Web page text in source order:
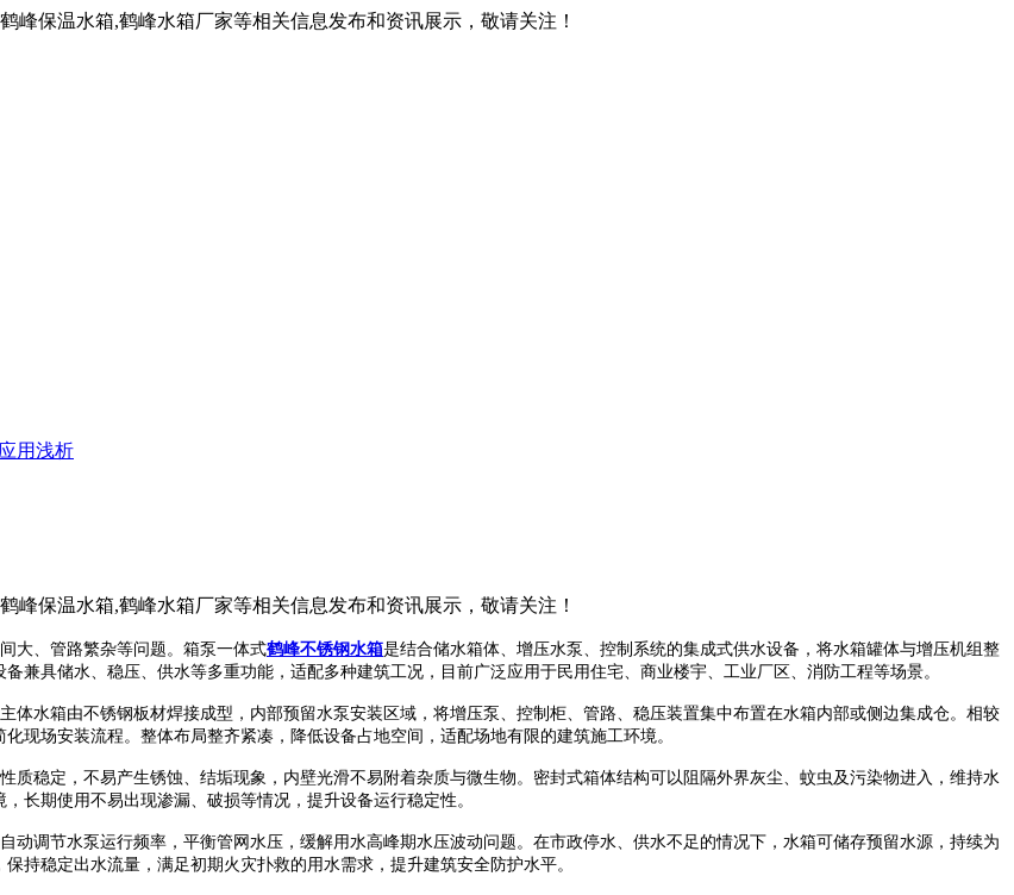
峰保温水箱,鹤峰水箱厂家等相关信息发布和资讯展示，敬请关注！
用浅析
峰保温水箱,鹤峰水箱厂家等相关信息发布和资讯展示，敬请关注！
大、管路繁杂等问题。箱泵一体式鹤峰不锈钢水箱是结合储水箱体、增压水泵、控制系统的集成式供水设备，将水箱罐体与增压机组整
兼具储水、稳压、供水等多重功能，适配多种建筑工况，目前广泛应用于民用住宅、商业楼宇、工业厂区、消防工程等场景。
水箱由不锈钢板材焊接成型，内部预留水泵安装区域，将增压泵、控制柜、管路、稳压装置集中布置在水箱内部或侧边集成仓。相较
现场安装流程。整体布局整齐紧凑，降低设备占地空间，适配场地有限的建筑施工环境。
稳定，不易产生锈蚀、结垢现象，内壁光滑不易附着杂质与微生物。密封式箱体结构可以阻隔外界灰尘、蚊虫及污染物进入，维持水
长期使用不易出现渗漏、破损等情况，提升设备运行稳定性。
调节水泵运行频率，平衡管网水压，缓解用水高峰期水压波动问题。在市政停水、供水不足的情况下，水箱可储存预留水源，持续为
持稳定出水流量，满足初期火灾扑救的用水需求，提升建筑安全防护水平。